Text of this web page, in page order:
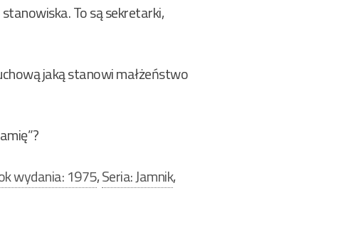
To są sekretarki,
jaką stanowi małżeństwo
wydania: 1975,Seria: Jamnik,